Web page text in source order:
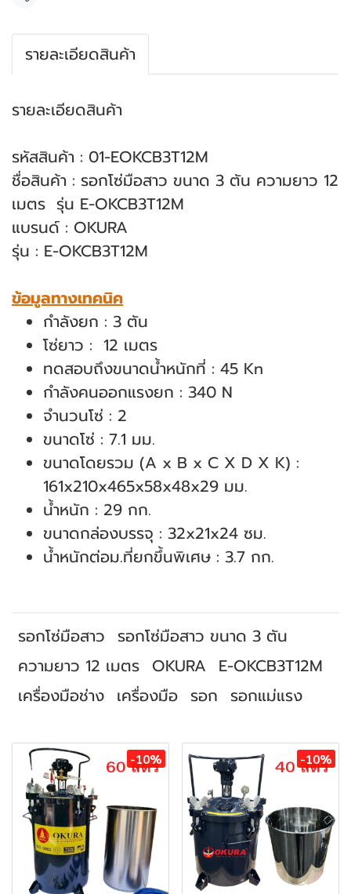
รายละเอียดสินค้า
รายละเอียดสินค้า
รหัสสินค้า : 01-EOKCB3T12M
ชื่อสินค้า : รอกโซ่มือสาว ขนาด 3 ตัน ความยาว 12
เมตร รุ่น E-OKCB3T12M
แบรนด์ : OKURA
รุ่น : E-OKCB3T12M
ข้อมูลทางเทคนิค
กำลังยก : 3 ตัน
โซ่ยาว : 12 เมตร
ทดสอบถึงขนาดน้ำหนักที่ : 45 Kn
กำลังคนออกแรงยก : 340 N
จำนวนโซ่ : 2
ขนาดโซ่ : 7.1 มม.
ขนาดโดยรวม (A x B x C X D X K) :
161x210x465x58x48x29 มม.
น้ำหนัก : 29 กก.
ขนาดกล่องบรรจุ : 32x21x24 ซม.
น้ำหนักต่อม.ที่ยกขึ้นพิเศษ : 3.7 กก.
รอกโซ่มือสาว รอกโซ่มือสาว ขนาด 3 ตัน
ความยาว 12 เมตร OKURA E-OKCB3T12M
เครื่องมือช่าง เครื่องมือ รอก รอกแม่แรง
-10% -10%